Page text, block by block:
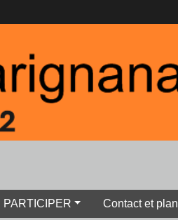
PARTICIPER Contact et plan